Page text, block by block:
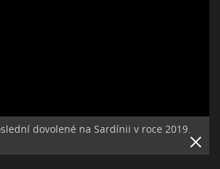
dovolené na Sardínii v roce 2019.